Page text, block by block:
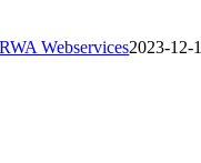
RWA Webservices2023-12-